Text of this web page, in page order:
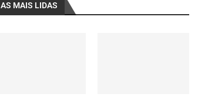
AS MAIS LIDAS